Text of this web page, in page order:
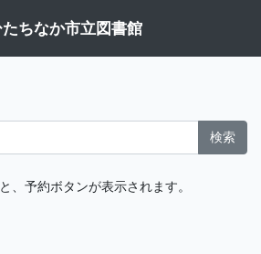
ちなか市立図書館
検索
、予約ボタンが表示されます。